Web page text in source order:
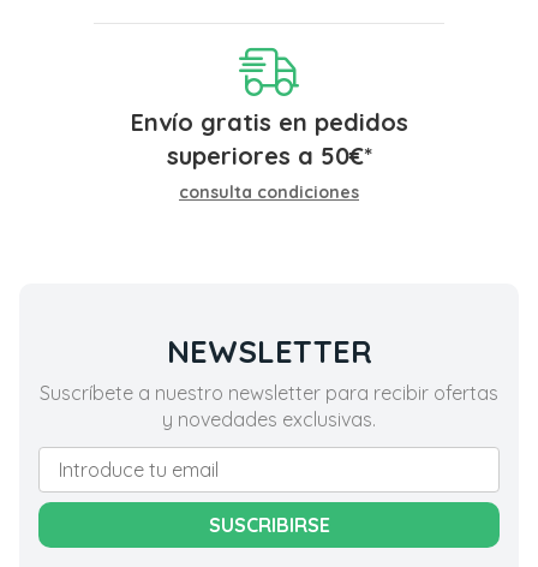
Envío gratis en pedidos
superiores a 50€*
consulta condiciones
NEWSLETTER
Suscríbete a nuestro newsletter para recibir ofertas
y novedades exclusivas.
SUSCRIBIRSE